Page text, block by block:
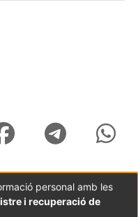
personal amb les
i recuperació de